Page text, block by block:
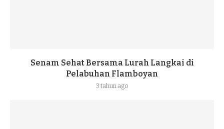
Senam Sehat Bersama Lurah Langkai di
Pelabuhan Flamboyan
3 tahun ago